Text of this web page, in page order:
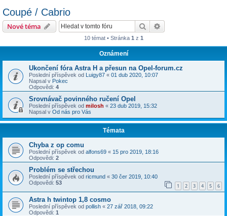
Coupé / Cabrio
Nové téma Hledat
10 témat • Stránka 1 z 1
Oznámení
Ukončení fóra Astra H a přesun na Opel-forum.cz
Poslední příspěvek od Luigy87 « 01 dub 2020, 10:07
Napsal v Pokec
Odpovědi: 4
Srovnávač povinného ručení Opel
Poslední příspěvek od milosh « 23 dub 2019, 15:32
Napsal v Od nás pro Vás
Témata
Chyba z op comu
Poslední příspěvek od alfons69 « 15 pro 2019, 18:16
Odpovědi: 2
Problém se střechou
Poslední příspěvek od ricmund « 30 čer 2019, 10:40
Odpovědi: 53 1 2 3 4 5 6
Astra h twintop 1,8 cosmo
Poslední příspěvek od pollish « 27 zář 2018, 09:22
Odpovědi: 1